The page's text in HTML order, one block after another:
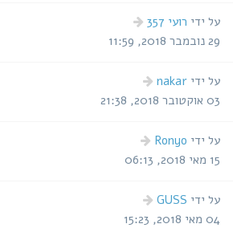
הודעה
אחרונה
על ידי רועי 357
29 נובמבר 2018, 11:59
הודעה
אחרונה
על ידיnakar
03 אוקטובר 2018, 21:38
הודעה
אחרונה
על ידי Ronyo
15 מאי 2018, 06:13
הודעה
אחרונה
על ידי GUSS
04 מאי 2018, 15:23